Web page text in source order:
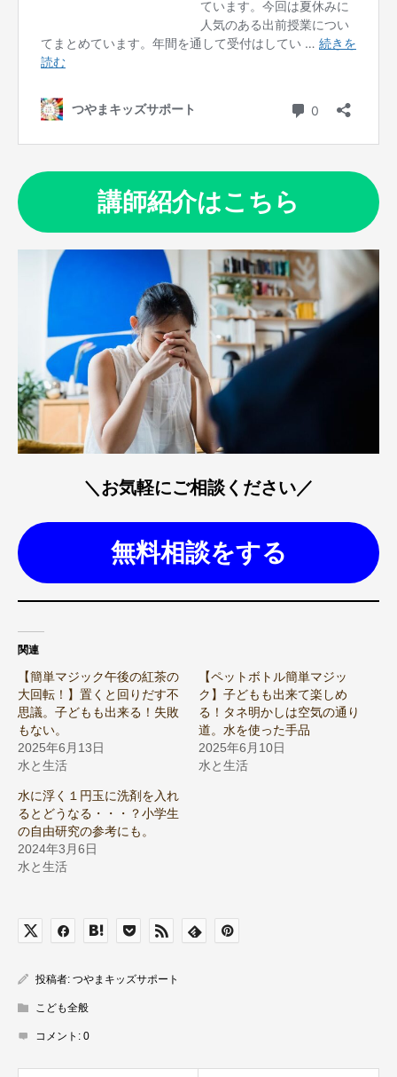
講師紹介はこちら
＼お気軽にご相談ください／
無料相談をする
関連
【簡単マジック午後の紅茶の
大回転！】置くと回りだす不
思議。子どもも出来る！失敗
もない。
2025年6月13日
水と生活
【ペットボトル簡単マジッ
ク】子どもも出来て楽しめ
る！タネ明かしは空気の通り
道。水を使った手品
2025年6月10日
水と生活
水に浮く１円玉に洗剤を入れ
るとどうなる・・・？小学生
の自由研究の参考にも。
2024年3月6日
水と生活
投稿者: つやまキッズサポート
こども全般
コメント: 0